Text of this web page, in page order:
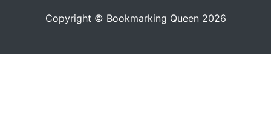
Copyright © Bookmarking Queen 2026